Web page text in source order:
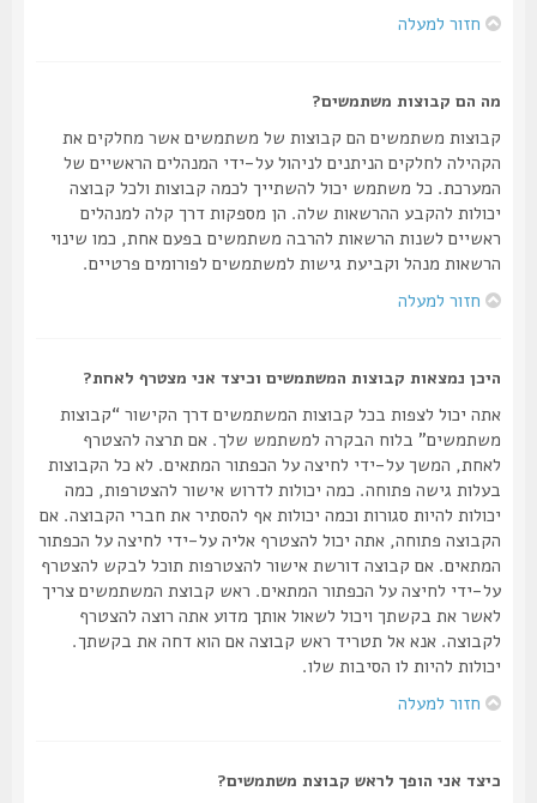
חזור למעלה
מה הם קבוצות משתמשים?
קבוצות משתמשים הם קבוצות של משתמשים אשר מחלקים את
הקהילה לחלקים הניתנים לניהול על-ידי המנהלים הראשיים של
המערכת. כל משתמש יכול להשתייך לכמה קבוצות ולכל קבוצה
יכולות להקבע ההרשאות שלה. הן מספקות דרך קלה למנהלים
ראשיים לשנות הרשאות להרבה משתמשים בפעם אחת, כמו שינוי
הרשאות מנהל וקביעת גישות למשתמשים לפורומים פרטיים.
חזור למעלה
היכן נמצאות קבוצות המשתמשים וכיצד אני מצטרף לאחת?
אתה יכול לצפות בכל קבוצות המשתמשים דרך הקישור “קבוצות
משתמשים” בלוח הבקרה למשתמש שלך. אם תרצה להצטרף
לאחת, המשך על-ידי לחיצה על הכפתור המתאים. לא כל הקבוצות
בעלות גישה פתוחה. כמה יכולות לדרוש אישור להצטרפות, כמה
יכולות להיות סגורות וכמה יכולות אף להסתיר את חברי הקבוצה. אם
הקבוצה פתוחה, אתה יכול להצטרף אליה על-ידי לחיצה על הכפתור
המתאים. אם קבוצה דורשת אישור להצטרפות תוכל לבקש להצטרף
על-ידי לחיצה על הכפתור המתאים. ראש קבוצת המשתמשים צריך
לאשר את בקשתך ויכול לשאול אותך מדוע אתה רוצה להצטרף
לקבוצה. אנא אל תטריד ראש קבוצה אם הוא דחה את בקשתך.
יכולות להיות לו הסיבות שלו.
חזור למעלה
כיצד אני הופך לראש קבוצת משתמשים?